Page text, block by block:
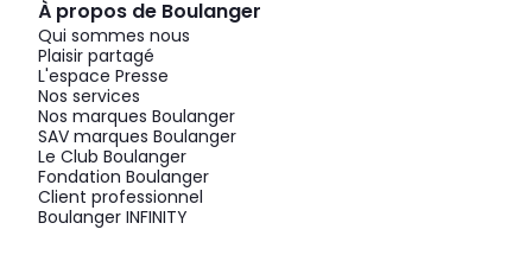
À propos de Boulanger
Qui sommes nous
Plaisir partagé
L'espace Presse
Nos services
Nos marques Boulanger
SAV marques Boulanger
Le Club Boulanger
Fondation Boulanger
Client professionnel
Boulanger INFINITY